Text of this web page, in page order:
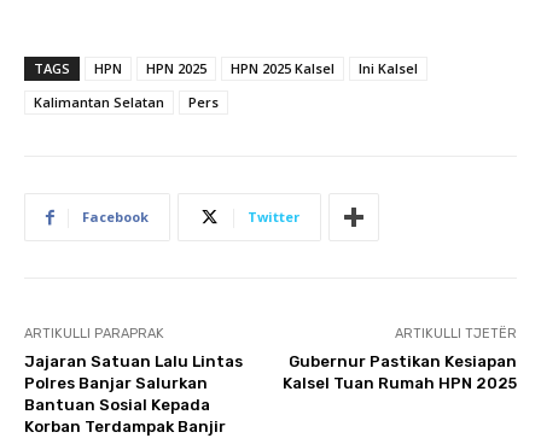
TAGS HPN HPN 2025 HPN 2025 Kalsel
Ini Kalsel
Kalimantan Selatan
Pers
Facebook Twitter
ARTIKULLI PARAPRAK
Jajaran Satuan Lalu Lintas
Polres Banjar Salurkan
Bantuan Sosial Kepada
Korban Terdampak Banjir
ARTIKULLI TJETËR
Gubernur Pastikan Kesiapan
Kalsel Tuan Rumah HPN 2025